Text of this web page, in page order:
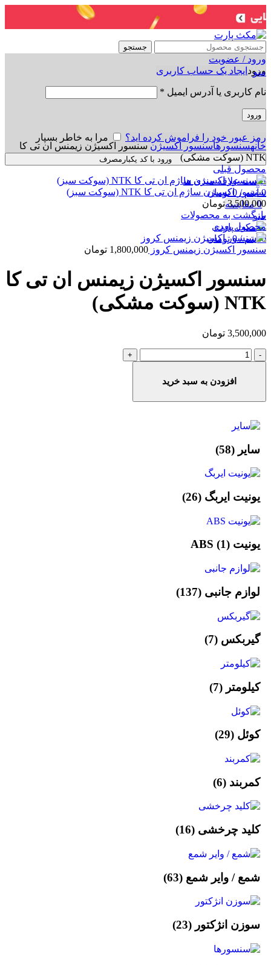
جستجو
ورود / عضویت
ورود ایجاد یک حساب کاربری
نام کاربری یا آدرس ایمیل *
ورود
رمز عبور خود را فراموش کرده اید؟ مرا به خاطر بسپار
ورود با کد یکبارمصرف
لیست علاقه مندی ها
0 آیتم /
0 تومان
0 مقایسه
منو
0 آیتم /
0 تومان
منو
برای بزرگنمایی کلیک کنید
خانهسنسورهاسنسور اکسیژن سنسور اکسیژن زیمنس ان تی کا
NTK (سوکت مشکی)
محصول قبلی
سنسور اکسیژن ساژم ان تی کا NTK (سوکت سبز)
3,500,000 تومان
بازگشت به محصولات
محصول بعدی
سنسور اکسیژن زیمنس کروز 1,800,000 تومان
سنسور اکسیژن زیمنس ان تی کا
NTK (سوکت مشکی)
3,500,000 تومان
افزودن به سبد خرید
سایر (58)
یونیت ایربگ (26)
یونیت ABS (1)
لوازم جانبی (137)
گیربکس (7)
کیلومتر (7)
کوئل (29)
کمربند (6)
کلید چرخشی (16)
شمع / وایر شمع (63)
سوزن انژکتور (23)